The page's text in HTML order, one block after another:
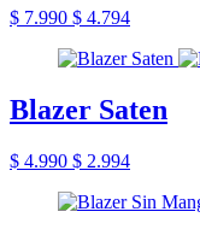
$ 7.990 $ 4.794
Blazer Saten
$ 4.990 $ 2.994